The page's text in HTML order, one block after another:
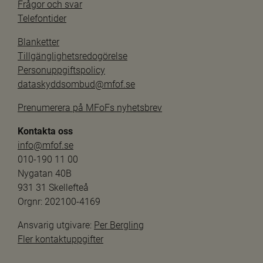
Frågor och svar
Telefontider
Blanketter
Tillgänglighetsredogörelse
Personuppgiftspolicy
dataskyddsombud@mfof.se
Prenumerera på MFoFs nyhetsbrev
Kontakta oss
info@mfof.se
010-190 11 00
Nygatan 40B
931 31 Skellefteå
Orgnr: 202100-4169
Ansvarig utgivare: Per Bergling
Fler kontaktuppgifter